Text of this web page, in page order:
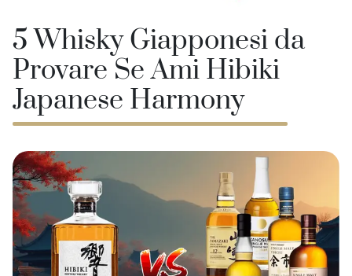
5 Whisky Giapponesi da
Provare Se Ami Hibiki
Japanese Harmony